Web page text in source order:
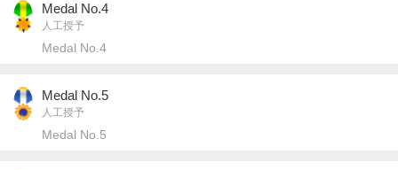
Medal No.4
人工授予
Medal No.4
Medal No.5
人工授予
Medal No.5